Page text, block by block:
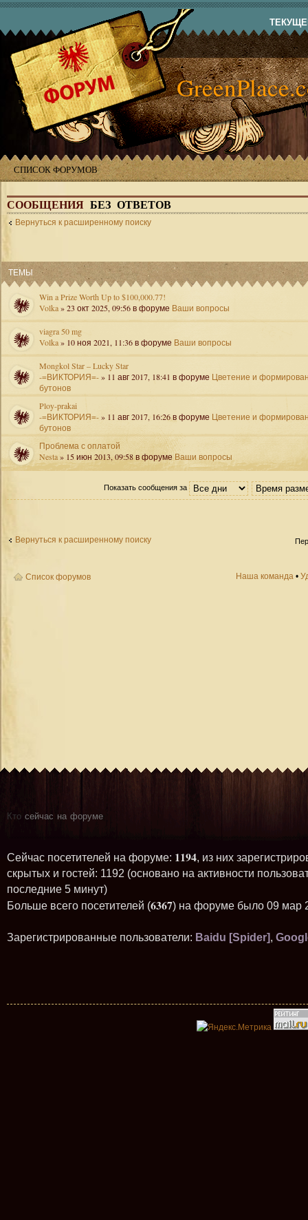
СПИСОК ФОРУМОВ
СООБЩЕНИЯ БЕЗ ОТВЕТОВ
Вернуться к расширенному поиску
ТЕМЫ
Win a Prize Worth Up to $100,000.77!
Volka» 23 окт 2025, 09:56 в форуме Ваши вопросы
viagra 50 mg
Volka» 10 ноя 2021, 11:36 в форуме Ваши вопросы
Mongkol Star – Lucky Star
-=ВИКТОРИЯ=-» 11 авг 2017, 18:41 в форуме Цветение и
бутонов
Ploy-prakai
-=ВИКТОРИЯ=-» 11 авг 2017, 16:26 в форуме Цветение и
бутонов
Проблема с оплатой
Nesta» 15 июн 2013, 09:58 в форуме Ваши вопросы
Показать сообщения за
Вернуться к расширенному поиску
Список форумов Наша команда •
Кто сейчас на форуме
Сейчас посетителей на форуме: 1194, из них
скрытых и гостей: 1192 (основано на активности
последние 5 минут)
Больше всего посетителей (6367) на форуме было 09 мар
Зарегистрированные пользователи: Baidu [Spider],